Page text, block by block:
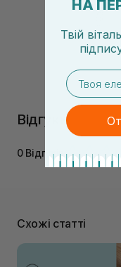
Відгуки
0 Відгуків
Схожі статті
НА
Твій
email